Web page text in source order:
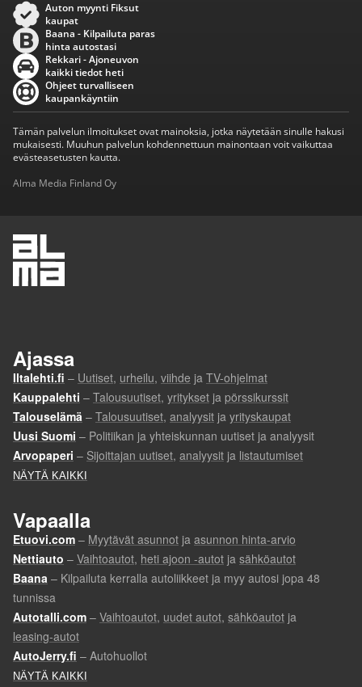
Auton myynti Fiksut
kaupat
Baana - Kilpailuta paras
hinta autostasi
Rekkari - Ajoneuvon
kaikki tiedot heti
Ohjeet turvalliseen
kaupankäyntiin
Tämän palvelun ilmoitukset ovat mainoksia, jotka näytetään sinulle hakusi
mukaisesti. Muuhun palvelun kohdennettuun mainontaan voit vaikuttaa
evästeasetusten kautta.
Alma Media Finland Oy